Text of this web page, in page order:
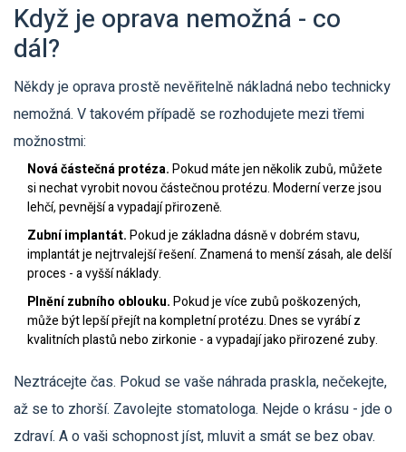
Když je oprava nemožná - co
dál?
Někdy je oprava prostě nevěřitelně nákladná nebo technicky
nemožná. V takovém případě se rozhodujete mezi třemi
možnostmi:
Nová částečná protéza.Pokud máte jen několik zubů, můžete
si nechat vyrobit novou částečnou protézu. Moderní verze jsou
lehčí, pevnější a vypadají přirozeně.
Zubní implantát.Pokud je základna dásně v dobrém stavu,
implantát je nejtrvalejší řešení. Znamená to menší zásah, ale delší
proces - a vyšší náklady.
Plnění zubního oblouku.Pokud je více zubů poškozených,
může být lepší přejít na kompletní protézu. Dnes se vyrábí z
kvalitních plastů nebo zirkonie - a vypadají jako přirozené zuby.
Neztrácejte čas. Pokud se vaše náhrada praskla, nečekejte,
až se to zhorší. Zavolejte stomatologa. Nejde o krásu - jde o
zdraví. A o vaši schopnost jíst, mluvit a smát se bez obav.